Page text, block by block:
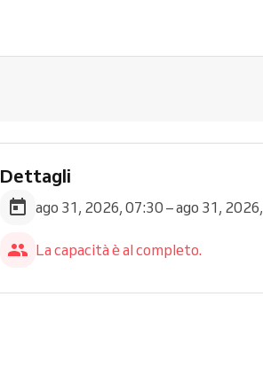
Dettagli
ago 31, 2026, 07:30 – ago 31,
La capacità è al completo.